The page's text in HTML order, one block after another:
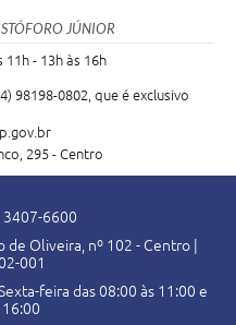
JÚNIOR
11h - 13h às 16h
98198-0802, que é exclusivo
295 - Centro
3407-6600
Oliveira, nº 102 - Centro |
001
feira das 08:00 às 11:00 e
16:00